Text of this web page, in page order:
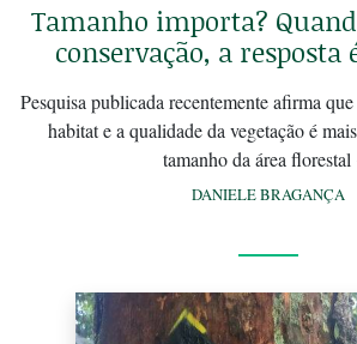
Tamanho importa?
conservação, a resposta
Pesquisa publicada recentemente afirma
habitat e a qualidade da vegetação é
tamanho da área florestal
DANIELE BRAGANÇA